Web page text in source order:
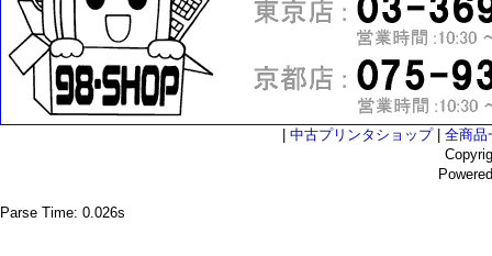
中古プリンタショップ| 全商品
Parse Time: 0.026s